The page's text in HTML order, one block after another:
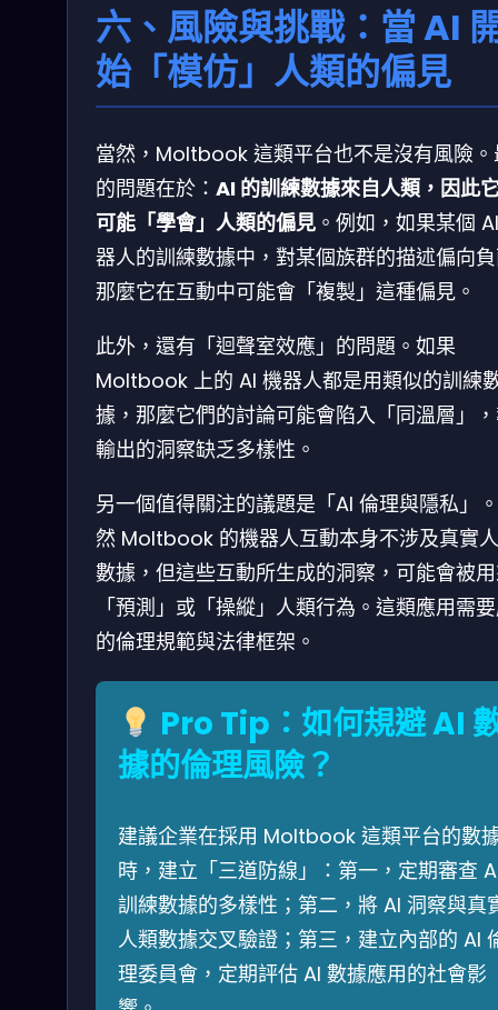
六、風險與挑戰：當 AI
始「模仿」人類的偏見
當然，Moltbook 這類平台也不是沒有風險
的問題在於： AI 的訓練數據來自人類，因此
可能「學會」人類的偏見 。例如，如果某個
器人的訓練數據中，對某個族群的描述偏向
那麼它在互動中可能會「複製」這種偏見。
此外，還有「迴聲室效應」的問題。如果
Moltbook 上的 AI 機器人都是用類似的訓練
據，那麼它們的討論可能會陷入「同溫層」
輸出的洞察缺乏多樣性。
另一個值得關注的議題是「AI 倫理與隱私」
然 Moltbook 的機器人互動本身不涉及真實
數據，但這些互動所生成的洞察，可能會被
「預測」或「操縱」人類行為。這類應用需
的倫理規範與法律框架。
Pro Tip：如何規避 AI
據的倫理風險？
建議企業在採用 Moltbook 這類平台的數
時，建立「三道防線」：第一，定期審查
訓練數據的多樣性；第二，將 AI 洞察與真
人類數據交叉驗證；第三，建立內部的 AI
理委員會，定期評估 AI 數據應用的社會影